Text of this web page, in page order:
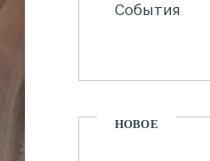
События
НОВОЕ